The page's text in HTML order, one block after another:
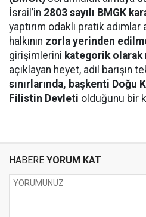
İsrail’in 2803 sayılı BMGK
yaptırım odaklı pratik adımlar
halkının zorla yerinden
girişimlerini kategorik
açıklayan heyet, adil barışın
sınırlarında, başkenti Doğu
Filistin Devleti olduğunu bir
HABERE YORUM KAT